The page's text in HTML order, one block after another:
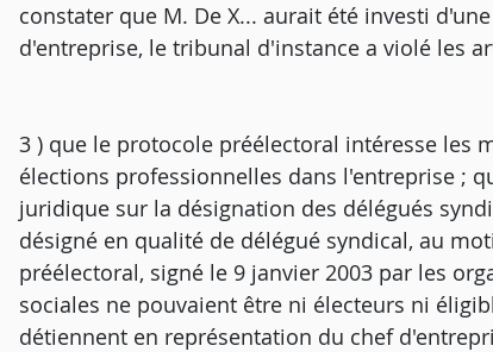
constater que M. De X... aurait été investi
d'entreprise, le tribunal d'instance a violé les
3 ) que le protocole préélectoral intéresse les
élections professionnelles dans l'entreprise ;
juridique sur la désignation des délégués
désigné en qualité de délégué syndical, au
préélectoral, signé le 9 janvier 2003 par les
sociales ne pouvaient être ni électeurs ni
détiennent en représentation du chef